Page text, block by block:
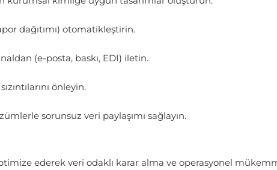
dağıtımı) otomatikleştirin.
(e-posta, baskı, EDI) iletin.
önleyin.
sorunsuz veri paylaşımı sağlayın.
ederek veri odaklı karar alma ve operasyonel